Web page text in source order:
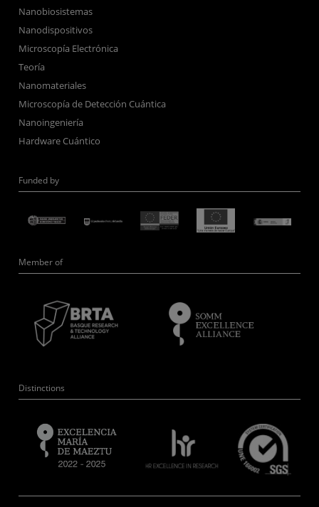
Nanobiosistemas
Nanodispositivos
Microscopía Electrónica
Teoría
Nanomateriales
Microscopía de Detección Cuántica
Nanoingeniería
Hardware Cuántico
Funded by
Member of
Distinctions